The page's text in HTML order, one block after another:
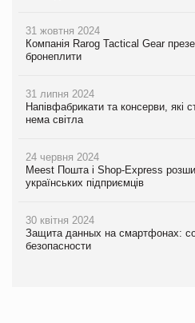
31 жовтня 2024
Компанія Rarog Tactical Gear
бронеплити
31 липня 2024
Напівфабрикати та консерви, які
нема світла
24 червня 2024
Meest Пошта і Shop-Express
українських підприємців
30 квітня 2024
Защита данных на смартфонах:
безопасности